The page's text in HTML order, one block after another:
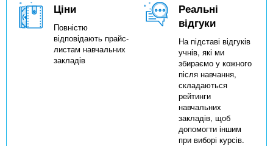
Ціни
Повністю
відповідають прайс-
листам навчальних
закладів
Реальні
відгуки
На підставі відгуків
учнів, які ми
збираємо у кожного
після навчання,
складаються
рейтинги
навчальних
закладів, щоб
допомогти іншим
при виборі курсів.